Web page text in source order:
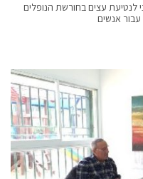
לנטיעת עצים בחורשת הנופלים
אנשים